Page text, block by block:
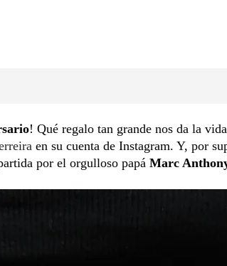
! Qué regalo tan grande nos da la
en su cuenta de Instagram. Y, por
por el orgulloso papá Marc